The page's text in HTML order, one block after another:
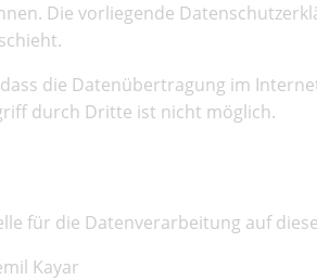
Die vorliegende
die Datenübertragung im
durch Dritte ist nicht möglich.
für die Datenverarbeitung auf
Kayar